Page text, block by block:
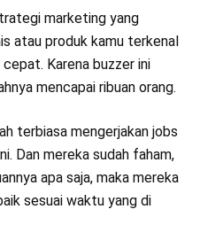
marketing yang
atau produk kamu terkenal
Karena buzzer ini
mencapai ribuan orang.
terbiasa mengerjakan jobs
Dan mereka sudah faham,
apa saja, maka mereka
sesuai waktu yang di